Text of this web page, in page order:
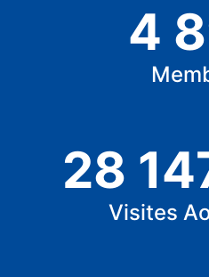
4
28
Visites